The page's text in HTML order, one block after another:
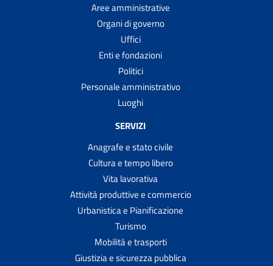
Aree amministrative
Organi di governo
Uffici
Enti e fondazioni
Politici
Personale amministrativo
Luoghi
SERVIZI
Anagrafe e stato civile
Cultura e tempo libero
Vita lavorativa
Attività produttive e commercio
Urbanistica e Pianificazione
Turismo
Mobilità e trasporti
Giustizia e sicurezza pubblica